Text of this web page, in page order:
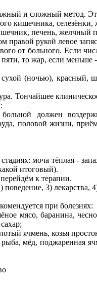
и сложный метод.
кишечника,
печень, желчный
правой рукой левое
от больного. Если
то жар, если меньше
сухой (ночью),
Тончайшее
должен
половой жизни,
моча тёплая -
итоговый).
к терапии.
3) лекарства,
при болезнях:
мясо, баранина,
ячмень, козья
мёд, поджаренная